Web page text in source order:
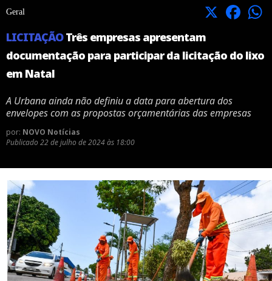
Geral X Facebook
LICITAÇÃOTrês empresas apresentam
documentação para participar da licitação do lixo
em Natal
A Urbana ainda não definiu a data para abertura dos
envelopes com as propostas orçamentárias das empresas
por: NOVO Notícias
Publicado 22 de julho de 2024 às 18:00